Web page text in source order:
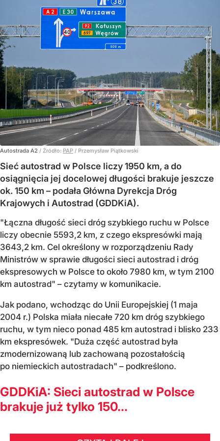
Autostrada A2 / Źródło: PAP / Przemysław Piątkowski
Sieć autostrad w Polsce liczy 1950 km, a do
osiągnięcia jej docelowej długości brakuje jeszcze
ok. 150 km – podała Główna Dyrekcja Dróg
Krajowych i Autostrad (GDDKiA).
"Łączna długość sieci dróg szybkiego ruchu w Polsce
liczy obecnie 5593,2 km, z czego ekspresówki mają
3643,2 km. Cel określony w rozporządzeniu Rady
Ministrów w sprawie długości sieci autostrad i dróg
ekspresowych w Polsce to około 7980 km, w tym 2100
km autostrad" – czytamy w komunikacie.
Jak podano, wchodząc do Unii Europejskiej (1 maja
2004 r.) Polska miała niecałe 720 km dróg szybkiego
ruchu, w tym nieco ponad 485 km autostrad i blisko 233
km ekspresówek. "Duża część autostrad była
zmodernizowaną lub zachowaną pozostałością
po niemieckich autostradach" – podkreślono.
GDDKiA: Sieci autostrad w Polsce
brakuje już tylko 150...